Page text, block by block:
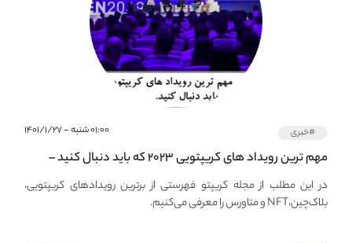
#خبری ۰۱:۰۰ شنبه - ۱۴۰۱/۱/۲۷
مهم ترین رویداد های کریپتویی ۲۰۲۳ که باید دنبال کنید –
معرفی بهترین رویداد های جهانی
در این مطلب از مجله کریپتو فهرستی از برترین رویدادهای کریپتویی،
بلاک‌چین،NFT و متاورس را معرفی می‌کنیم.